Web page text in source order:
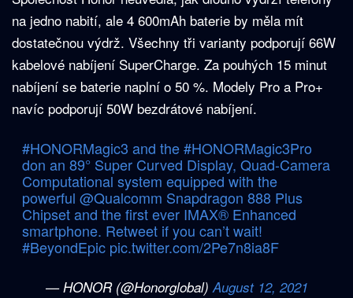
na jedno nabití, ale 4 600mAh baterie by měla mít
dostatečnou výdrž. Všechny tři varianty podporují 66W
kabelové nabíjení SuperCharge. Za pouhých 15 minut
nabíjení se baterie naplní o 50 %. Modely Pro a Pro+
navíc podporují 50W bezdrátové nabíjení.
#HONORMagic3 and the#HONORMagic3Pro
don an 89° Super Curved Display, Quad-Camera
Computational system equipped with the
powerful @Qualcomm Snapdragon 888 Plus
Chipset and the first ever IMAX® Enhanced
smartphone. Retweet if you can’t wait!
#BeyondEpic pic.twitter.com/2Pe7n8ia8F
— HONOR (@Honorglobal)August 12, 2021